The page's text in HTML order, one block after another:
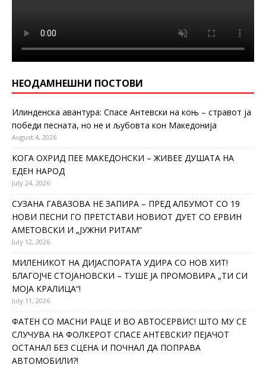
НЕОДАМНЕШНИ ПОСТОВИ
Илинденска авантура: Спасе Антевски на коњ – стравот ја
победи песната, но не и љубовта кон Македонија
August 4, 2026
КОГА ОХРИД ПЕЕ МАКЕДОНСКИ – ЖИВЕЕ ДУШАТА НА
ЕДЕН НАРОД
July 24, 2026
СУЗАНА ГАВАЗОВА НЕ ЗАПИРА – ПРЕД АЛБУМОТ СО 19
НОВИ ПЕСНИ ГО ПРЕТСТАВИ НОВИОТ ДУЕТ СО ЕРВИН
АМЕТОВСКИ И „ЈУЖНИ РИТАМ“
July 12, 2026
МИЛЕНИКОТ НА ДИЈАСПОРАТА УДИРА СО НОВ ХИТ!
БЛАГОЈЧЕ СТОЈАНОВСКИ – ТУШЕ ЈА ПРОМОВИРА „ТИ СИ
МОЈА КРАЛИЦА“!
July 11, 2026
ФАТЕН СО МАСНИ РАЦЕ И ВО АВТОСЕРВИС! ШТО МУ СЕ
СЛУЧУВА НА ФОЛКЕРОТ СПАСЕ АНТЕВСКИ? ПЕЈАЧОТ
ОСТАНАЛ БЕЗ СЦЕНА И ПОЧНАЛ ДА ПОПРАВА
АВТОМОБИЛИ?!